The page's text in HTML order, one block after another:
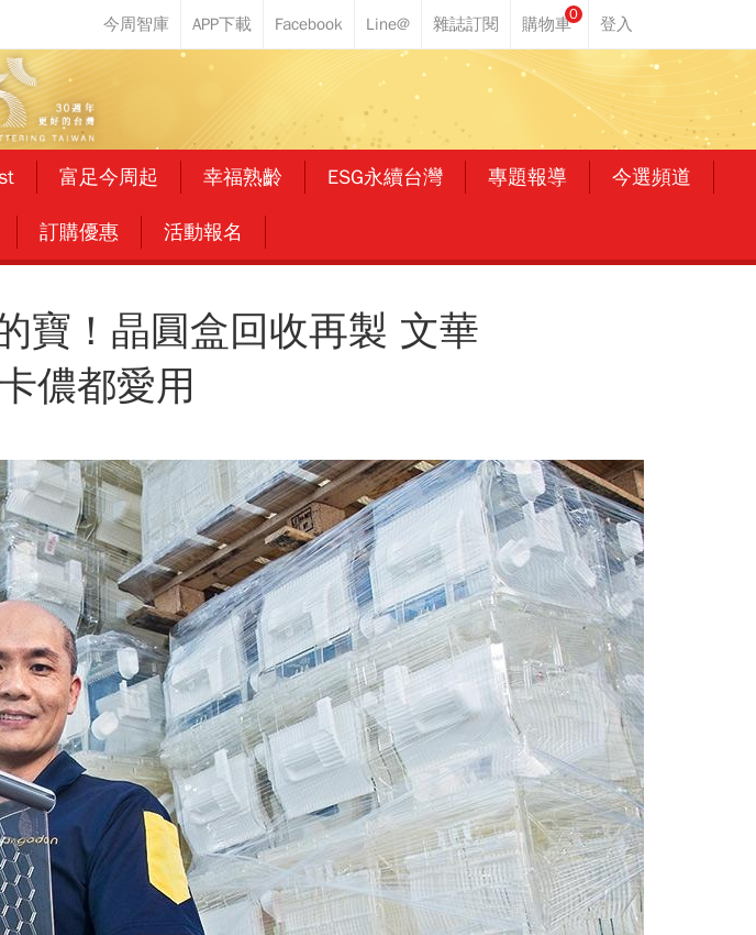
0
富足今周起 幸福熟齡 ESG永續台灣 專題報導 今選頻道
訂購優惠 活動報名
寶！晶圓盒回收再製 文華
儂都愛用